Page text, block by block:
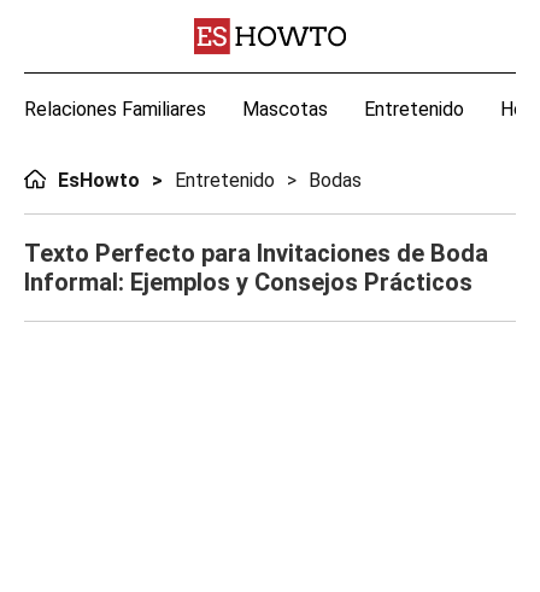
Relaciones Familiares Mascotas Entretenido
EsHowto Entretenido Bodas
Texto Perfecto para Invitaciones de Boda
Informal: Ejemplos y Consejos Prácticos